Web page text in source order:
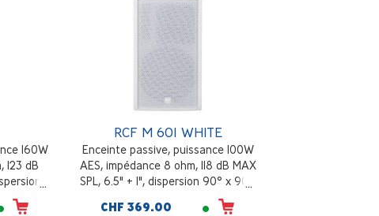
160W
123 dB
RCF M 601 WHITE
Enceinte passive, puissance 100W
AES, impédance 8 ohm, 118 dB MAX
SPL, 6.5" + 1", dispersion 90° x 90°,
CHF 369.00